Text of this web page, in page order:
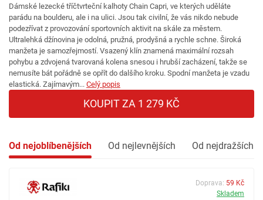
Dámské lezecké tříčtvrteční kalhoty Chain Capri, ve kterých uděláte
parádu na boulderu, ale i na ulici. Jsou tak civilní, že vás nikdo nebude
podezřívat z provozování sportovních aktivit na skále za městem.
Ultralehká džínovina je odolná, pružná, prodyšná a rychle schne. Široká
manžeta je samozřejmostí. Vsazený klín znamená maximální rozsah
pohybu a zdvojená tvarovaná kolena snesou i hrubší zacházení, takže se
nemusíte bát pořádně se opřít do dalšího kroku. Spodní manžeta je vzadu
elastická. Zajímavým... Celý popis
KOUPIT ZA 1 279 KČ
Od nejoblíbenějších Od nejlevnějších Od nejdražších
Doprava: 59 Kč
Skladem